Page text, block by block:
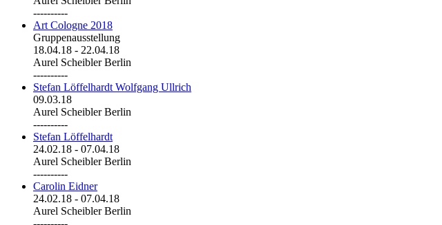
----------
Art Cologne 2018
Gruppenausstellung
18.04.18 - 22.04.18
Aurel Scheibler Berlin
----------
Stefan Löffelhardt Wolfgang Ullrich
09.03.18
Aurel Scheibler Berlin
----------
Stefan Löffelhardt
24.02.18 - 07.04.18
Aurel Scheibler Berlin
----------
Carolin Eidner
24.02.18 - 07.04.18
Aurel Scheibler Berlin